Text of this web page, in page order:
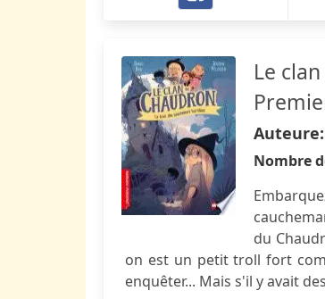
Le
Auteure:
Nombre
du
on est un petit troll fort
enquêter... Mais s'il y avait